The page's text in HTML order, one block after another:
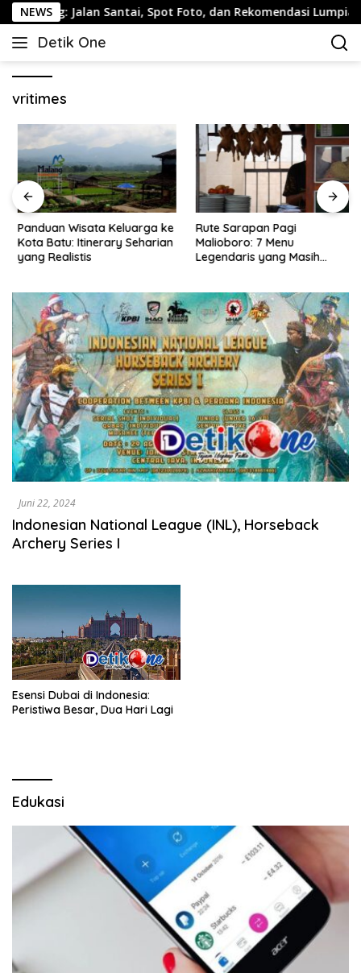
Langsung
ke
konten
NEWS
Jalan Santai, Spot Foto, dan Rekomendasi Lumpia
Detik One
Tajam
vritimes
Panduan Wisata Keluarga ke
Kota Batu: Itinerary Seharian
yang Realistis
Rute Sarapan Pagi
Malioboro: 7 Menu
Legendaris yang Masih
Juni 22, 2024
Indonesian National League (INL), Horseback
Archery Series I
Esensi Dubai di Indonesia:
Peristiwa Besar, Dua Hari Lagi
Edukasi